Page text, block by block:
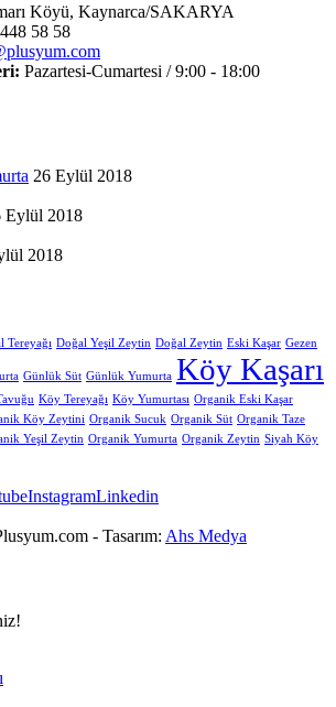
Köyü, Kaynarca/SAKARYA
58 58
Pazartesi-Cumartesi / 9:00 - 18:00
26 Eylül 2018
Eylül 2018
2018
Tereyağı Doğal Yeşil Zeytin Doğal Zeytin Eski Kaşar Gezen
Günlük Süt Günlük Yumurta Köy Kaşarı
Köy Tereyağı Köy Yumurtası Organik Eski Kaşar
Köy Zeytini Organik Sucuk Organik Süt Organik Taze
Yeşil Zeytin Organik Yumurta Organik Zeytin Siyah Köy
InstagramLinkedin
- Tasarım: Ahs Medya